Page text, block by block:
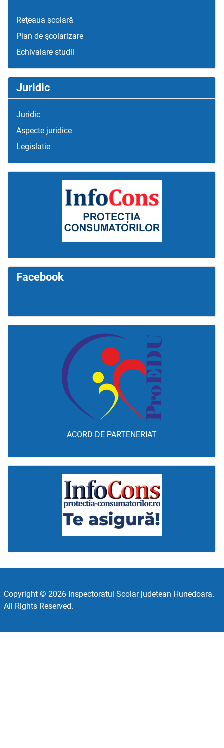
Reţeaua şcolară
Plan de şcolarizare
Echivalare studii
Juridic
Juridic
Aspecte juridice
Legislatie
Facebook
ACORD DE PARTENERIAT
Copyright © 2026 Inspectoratul Scolar judetean Hunedoara.
All Rights Reserved.